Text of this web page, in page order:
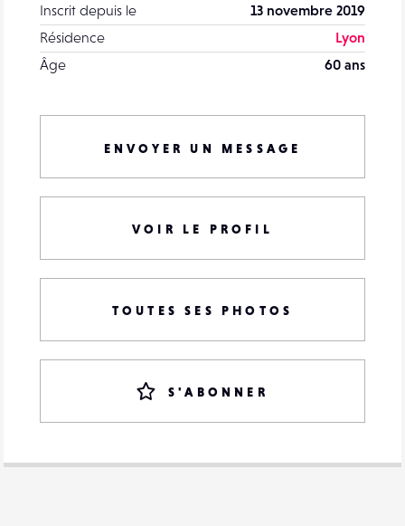
Inscrit depuis le
13 novembre 2019
Résidence
Lyon
Âge
60 ans
ENVOYER UN MESSAGE
VOIR LE PROFIL
TOUTES SES PHOTOS
S'ABONNER